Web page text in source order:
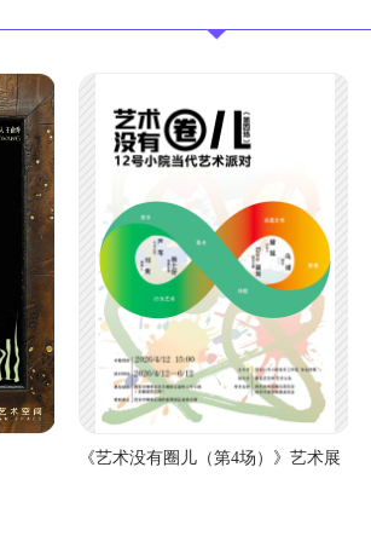
《艺术没有圈儿（第4场）》艺术展